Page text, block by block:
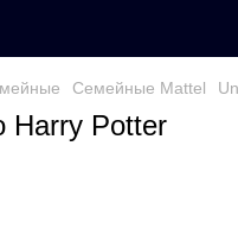
Семейные Mattel
Harry Potter